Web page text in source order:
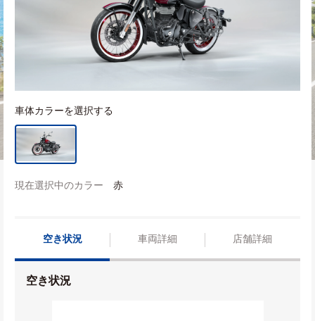
車体カラーを選択する
現在選択中のカラー 赤
空き状況 車両詳細 店舗詳細
空き状況